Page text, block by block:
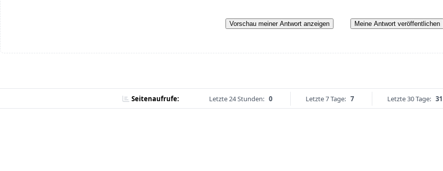
Vorschau meiner Antwort anzeigen Meine Antwort veröffentlichen
Seitenaufrufe: Letzte 24 Stunden: 0 Letzte 7 Tage: 7 Letzte 30 Tage: 31